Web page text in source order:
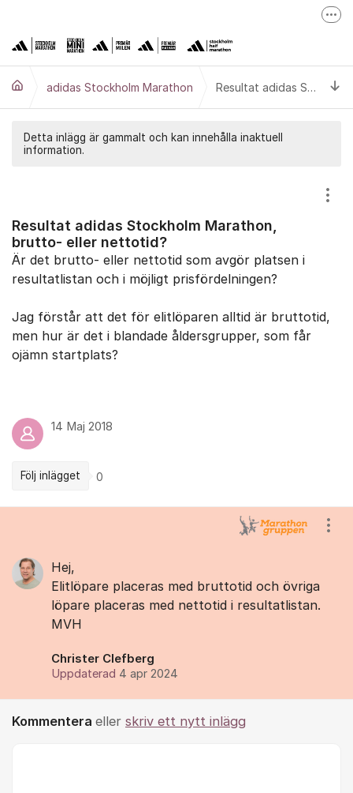
adidas Stockholm Marathon
Minimaran
Höstrusket
adidas Stockholm Marathon Resultat adidas Stockholm Marathon, brutto- eller nettotid?
Detta inlägg är gammalt och kan innehålla inaktuell
information.
Resultat adidas Stockholm Marathon,
brutto- eller nettotid?
Är det brutto- eller nettotid som avgör platsen i
resultatlistan och i möjligt prisfördelningen?
Jag förstår att det för elitlöparen alltid är bruttotid,
men hur är det i blandade åldersgrupper, som får
ojämn startplats?
14 Maj 2018
Följ inlägget 0
Hej,
Elitlöpare placeras med bruttotid och övriga
löpare placeras med nettotid i resultatlistan.
MVH
Christer Clefberg
Uppdaterad 4 apr 2024
Kommentera eller skriv ett nytt inlägg